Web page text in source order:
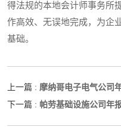
得法规的本地会计师事务所
作高效、无误地完成，为企
基础。
上一篇 : 摩纳哥电子电气公司
下一篇 : 帕劳基础设施公司年